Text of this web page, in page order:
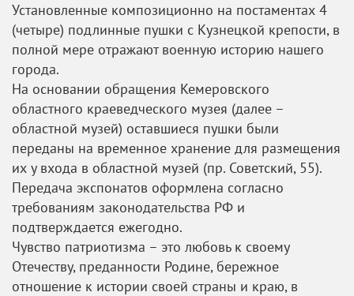
Установленные композиционно на постаментах 4
(четыре) подлинные пушки с Кузнецкой крепости, в
полной мере отражают военную историю нашего
города.
На основании обращения Кемеровского
областного краеведческого музея (далее –
областной музей) оставшиеся пушки были
переданы на временное хранение для размещения
их у входа в областной музей (пр. Советский, 55).
Передача экспонатов оформлена согласно
требованиям законодательства РФ и
подтверждается ежегодно.
Чувство патриотизма – это любовь к своему
Отечеству, преданности Родине, бережное
отношение к истории своей страны и краю, в